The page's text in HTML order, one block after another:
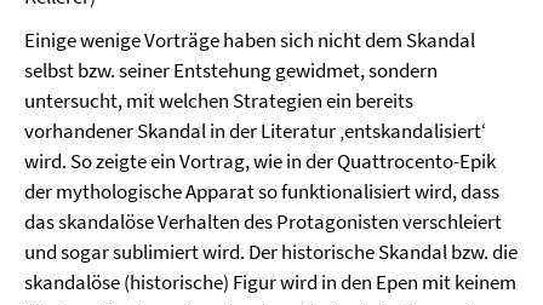
Einige wenige Vorträge haben sich nicht dem Skandal
selbst bzw. seiner Entstehung gewidmet, sondern
untersucht, mit welchen Strategien ein bereits
vorhandener Skandal in der Literatur ‚entskandalisiert‘
wird. So zeigte ein Vortrag, wie in der Quattrocento-Epik
der mythologische Apparat so funktionalisiert wird, dass
das skandalöse Verhalten des Protagonisten verschleiert
und sogar sublimiert wird. Der historische Skandal bzw. die
skandalöse (historische) Figur wird in den Epen mit keinem